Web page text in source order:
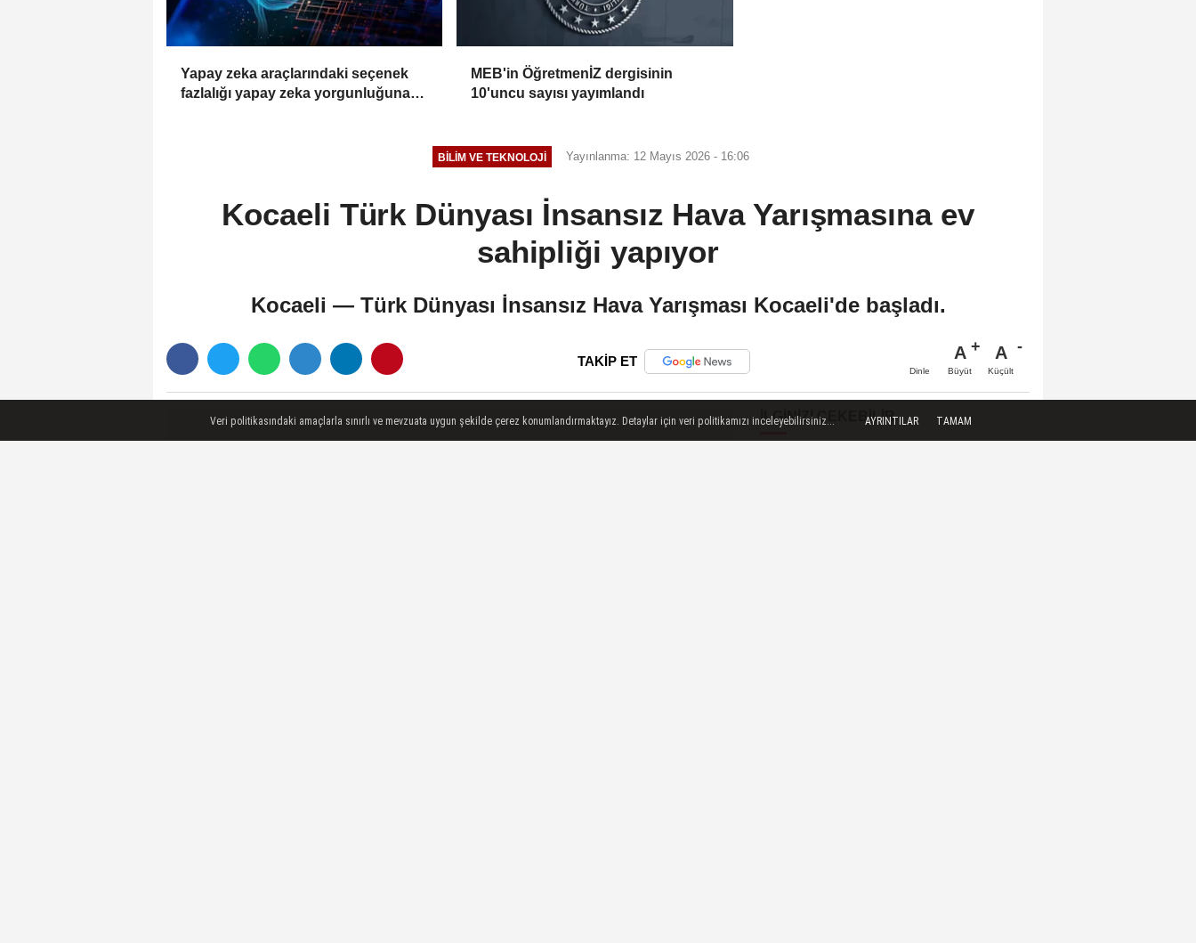
Yapay zeka araçlarındaki seçenek
fazlalığı yapay zeka yorgunluğuna
MEB'in ÖğretmenİZ dergisinin
10'uncu sayısı yayımlandı
BILIM VE TEKNOLOJI Yayınlanma: 12 Mayıs 2026 - 16:06
Kocaeli Türk Dünyası İnsansız Hava Yarışmasına ev
sahipliği yapıyor
Kocaeli — Türk Dünyası İnsansız Hava Yarışması Kocaeli'de başladı.
TAKİP ET
Dinle
A
Büyüt
A
Küçült
İLGINIZI ÇEKEBILIR
Veri politikasındaki amaçlarla sınırlı ve mevzuata uygun şekilde çerez konumlandırmaktayız. Detaylar için veri politikamızı inceleyebilirsiniz... AYRINTILAR TAMAM